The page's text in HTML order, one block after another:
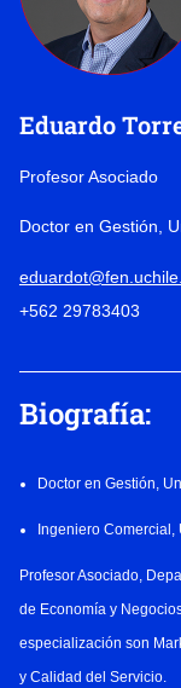
Biografía:
Doctor en Gestión,
Ingeniero Comercial,
Profesor Asociado,
de Economía y
especialización son
y Calidad del Servicio.
Eduardo
Profesor Asociado
Doctor en Gestión,
+562 29783403